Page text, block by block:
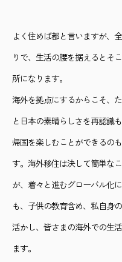
よく住めば都と言いますが、
りで、生活の腰を据えるとそ
所になります。
海外を拠点にするからこそ、
と日本の素晴らしさを再認識
帰国を楽しむことができるの
す。海外移住は決して簡単な
が、着々と進むグローバル化
も、子供の教育含め、私自身
活かし、皆さまの海外での生
ます。